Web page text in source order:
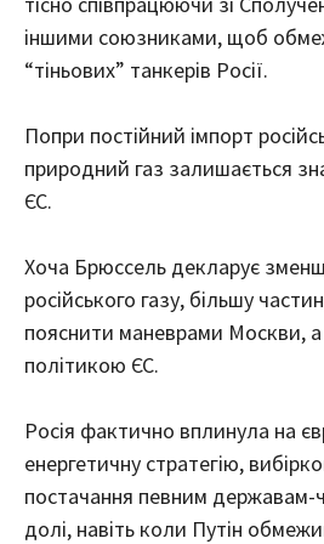
іншими союзниками, щоб
“тіньових” танкерів Росії.
Попри постійний імпорт
природний газ залишається
ЄС.
Хоча Брюссель декларує
російського газу, більшу
пояснити маневрами Москви,
політикою ЄС.
Росія фактично вплинула на
енергетичну стратегію,
постачання певним державам-
долі, навіть коли Путін